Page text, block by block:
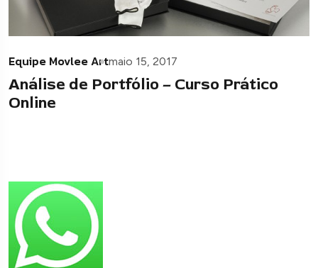
Equipe Movlee Artmaio 15, 2017
Análise de Portfólio – Curso Prático
Online